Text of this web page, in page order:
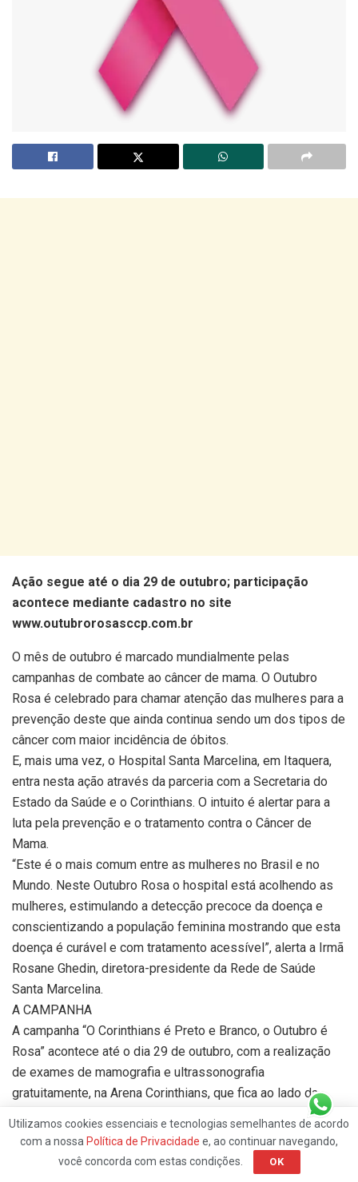
Ação segue até o dia 29 de outubro; participação
acontece mediante cadastro no site
www.outubrorosasccp.com.br
O mês de outubro é marcado mundialmente pelas
campanhas de combate ao câncer de mama. O Outubro
Rosa é celebrado para chamar atenção das mulheres para a
prevenção deste que ainda continua sendo um dos tipos de
câncer com maior incidência de óbitos.
E, mais uma vez, o Hospital Santa Marcelina, em Itaquera,
entra nesta ação através da parceria com a Secretaria do
Estado da Saúde e o Corinthians. O intuito é alertar para a
luta pela prevenção e o tratamento contra o Câncer de
Mama.
“Este é o mais comum entre as mulheres no Brasil e no
Mundo. Neste Outubro Rosa o hospital está acolhendo as
mulheres, estimulando a detecção precoce da doença e
conscientizando a população feminina mostrando que esta
doença é curável e com tratamento acessível”, alerta a Irmã
Rosane Ghedin, diretora-presidente da Rede de Saúde
Santa Marcelina.
A CAMPANHA
A campanha “O Corinthians é Preto e Branco, o Outubro é
Rosa” acontece até o dia 29 de outubro, com a realização
de exames de mamografia e ultrassonografia
gratuitamente, na Arena Corinthians, que fica ao lado da
“Estamos disponibilizando médicos especializados que
integram nossa equipe multiprofissional para o
atendimento, orientação e realização dos exames
Utilizamos cookies essenciais e tecnologias semelhantes de acordo
com a nossa Política de Privacidade e, ao continuar navegando,
você concorda com estas condições.
OK